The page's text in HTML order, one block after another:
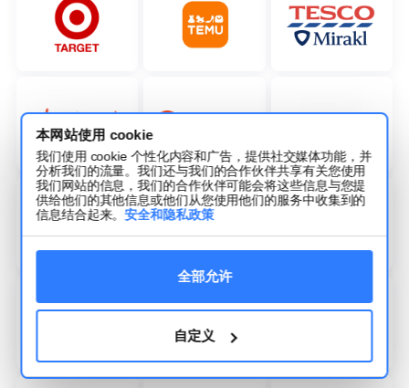
本网站使用 cookie
我们使用 cookie 个性化内容和广告，提供社交媒体功能，并
分析我们的流量。我们还与我们的合作伙伴共享有关您使用
我们网站的信息，我们的合作伙伴可能会将这些信息与您提
供给他们的其他信息或他们从您使用他们的服务中收集到的
信息结合起来。安全和隐私政策
全部允许
自定义